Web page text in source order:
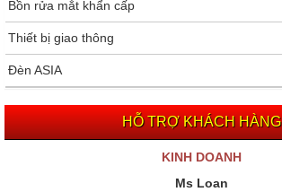
Bồn rửa mắt khẩn cấp
Thiết bị giao thông
Đèn ASIA
HỖ TRỢ KHÁCH HÀNG
KINH DOANH
Ms Loan